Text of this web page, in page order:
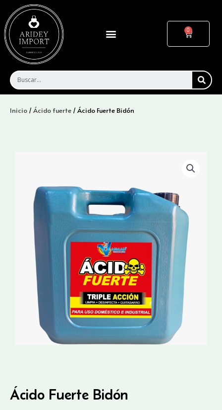
contenido
Menu Cart
Inicio / Ácido fuerte / Ácido Fuerte Bidón
Ácido Fuerte Bidón